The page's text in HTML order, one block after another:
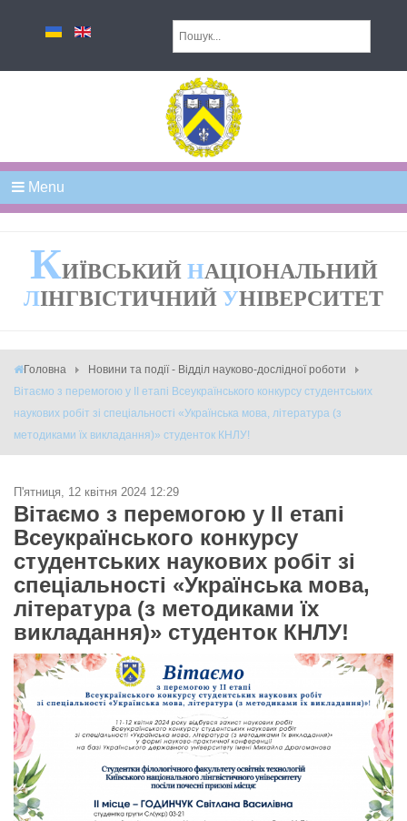
Menu
КИЇВСЬКИЙ НАЦІОНАЛЬНИЙ
ЛІНГВІСТИЧНИЙ УНІВЕРСИТЕТ
Головна
Новини та події - Відділ науково-дослідної роботи
Вітаємо з перемогою у ІІ етапі Всеукраїнського конкурсу студентських
наукових робіт зі спеціальності «Українська мова, література (з
методиками їх викладання)» студенток КНЛУ!
П'ятниця, 12 квітня 2024 12:29
Вітаємо з перемогою у ІІ етапі
Всеукраїнського конкурсу
студентських наукових робіт зі
спеціальності «Українська мова,
література (з методиками їх
викладання)» студенток КНЛУ!